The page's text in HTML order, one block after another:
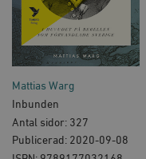
Mattias Warg
Inbunden
Antal sidor: 327
Publicerad: 2020-09-08